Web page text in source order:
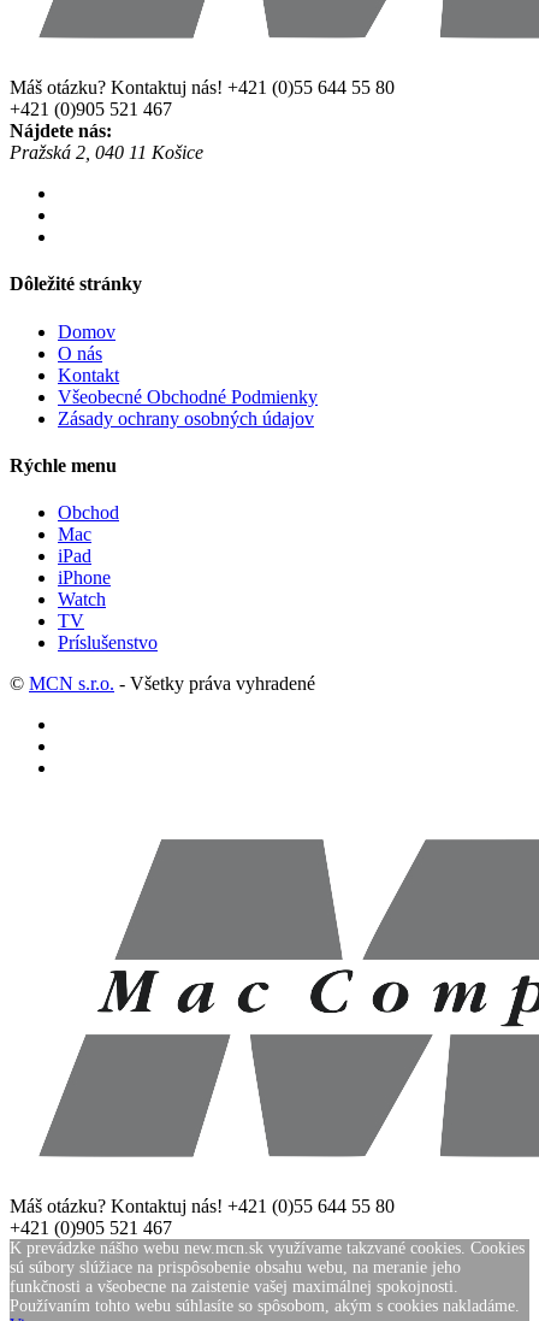
Máš otázku? Kontaktuj nás! +421 (0)55 644 55 80
+421 (0)905 521 467
Nájdete nás:
Pražská 2, 040 11 Košice
Dôležité stránky
Domov
O nás
Kontakt
Všeobecné Obchodné Podmienky
Zásady ochrany osobných údajov
Rýchle menu
Obchod
Mac
iPad
iPhone
Watch
TV
Príslušenstvo
© MCN s.r.o. - Všetky práva vyhradené
Máš otázku? Kontaktuj nás! +421 (0)55 644 55 80
+421 (0)905 521 467
K prevádzke nášho webu new.mcn.sk využívame takzvané cookies. Cookies
sú súbory slúžiace na prispôsobenie obsahu webu, na meranie jeho
funkčnosti a všeobecne na zaistenie vašej maximálnej spokojnosti.
Používaním tohto webu súhlasíte so spôsobom, akým s cookies nakladáme.